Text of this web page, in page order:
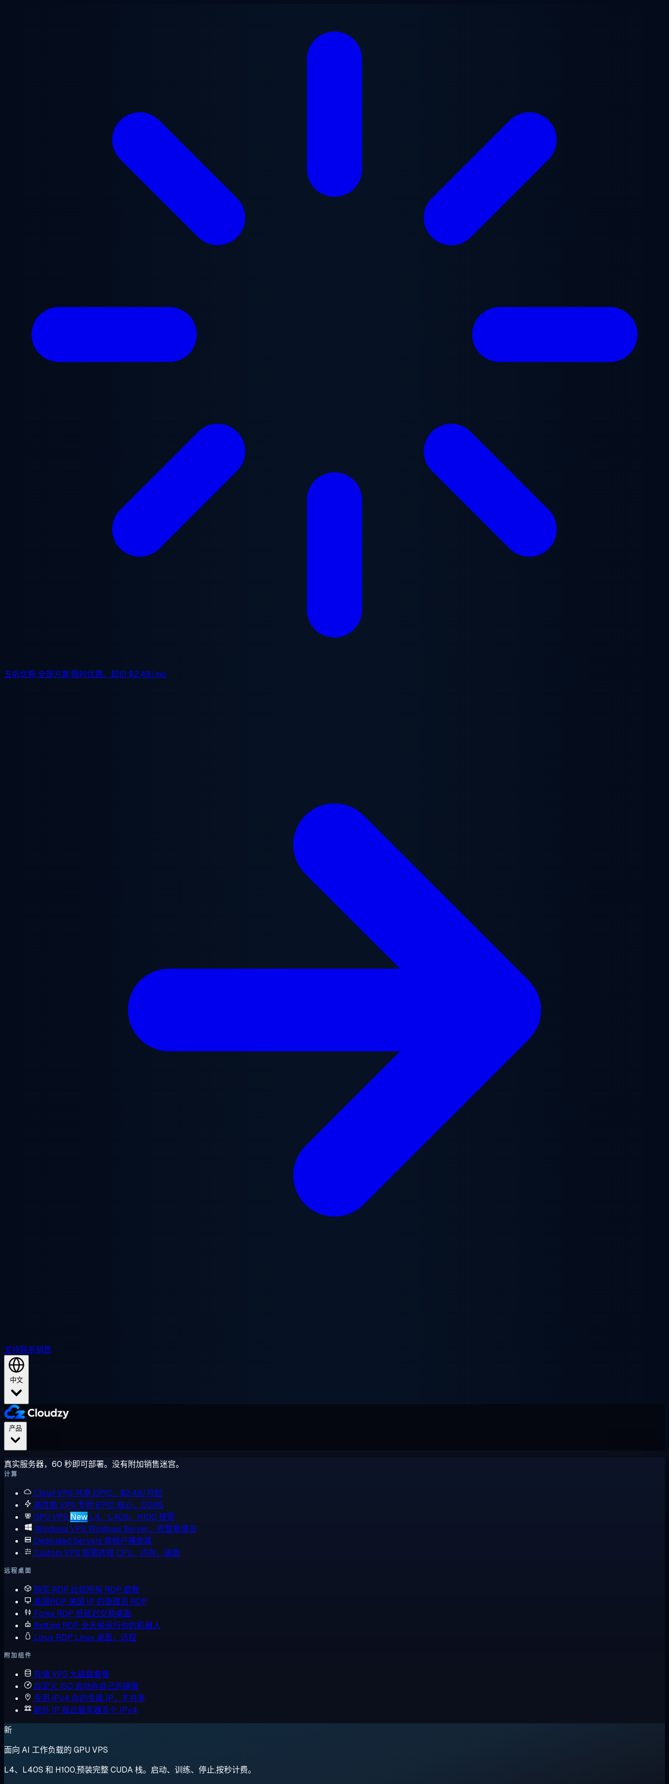
五折优惠 全部方案,限时优惠。起价$2.48/mo
支持联系销售
中文
真实服务器，60 秒即可部署。没有附加销售迷宫。
计算
Cloud VPS 共享 EPYC，$2.48/月起
高性能 VPS 专用 EPYC 核心，DDR5
GPU VPS New L4、L40S、H100 按需
Windows VPS Windows Server，完整管理员
Dedicated Servers 单租户裸金属
Custom VPS 按需选择 CPU、内存、磁盘
远程桌面
购买 RDP 比较所有 RDP 套餐
美国RDP 美国 IP 的管理员 RDP
Forex RDP 低延迟交易桌面
Botting RDP 全天候运行你的机器人
Linux RDP Linux 桌面，远程
附加组件
存储 VPS 大磁盘套餐
自定义 ISO 启动你自己的镜像
专用 IPv4 你的专属 IP，不共享
额外 IP 每台服务器多个 IPv4
新
面向 AI 工作负载的 GPU VPS
L4、L40S 和 H100,预装完整 CUDA 栈。启动、训练、停止,按秒计费。